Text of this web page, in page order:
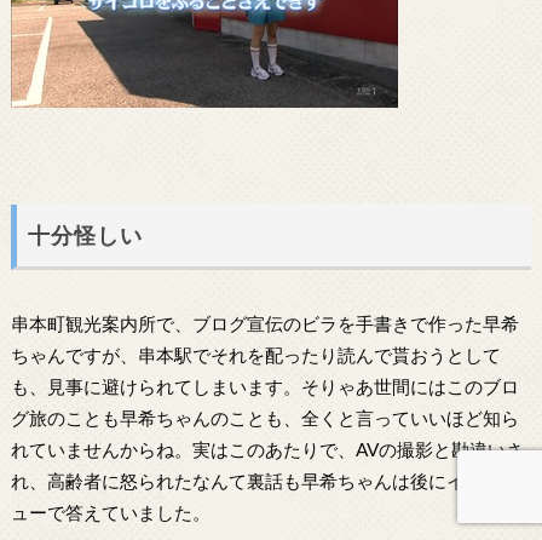
十分怪しい
串本町観光案内所で、ブログ宣伝のビラを手書きで作った早希
ちゃんですが、串本駅でそれを配ったり読んで貰おうとして
も、見事に避けられてしまいます。そりゃあ世間にはこのブロ
グ旅のことも早希ちゃんのことも、全くと言っていいほど知ら
れていませんからね。実はこのあたりで、AVの撮影と勘違いさ
れ、高齢者に怒られたなんて裏話も早希ちゃんは後にインタビ
ューで答えていました。